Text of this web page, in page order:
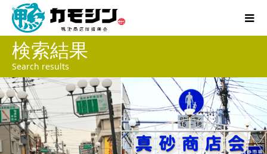
検索結果
Search results